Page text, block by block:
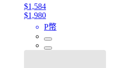
$1,584
$1,980
P幣